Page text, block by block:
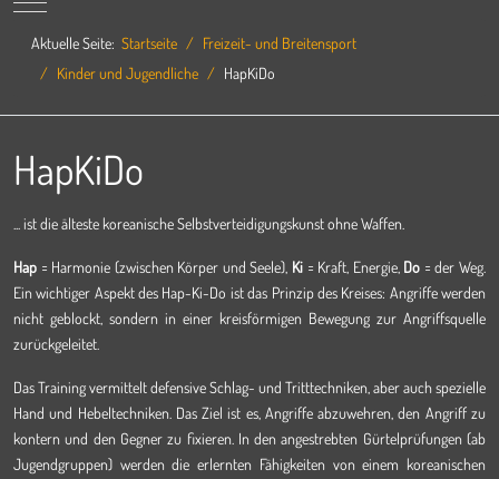
Aktuelle Seite: Startseite
Freizeit- und Breitensport
Kinder und Jugendliche
HapKiDo
HapKiDo
... ist die älteste koreanische Selbstverteidigungskunst ohne Waffen.
Hap = Harmonie (zwischen Körper und Seele), Ki = Kraft, Energie, Do = der Weg.
Ein wichtiger Aspekt des Hap-Ki-Do ist das Prinzip des Kreises: Angriffe werden
nicht geblockt, sondern in einer kreisförmigen Bewegung zur Angriffsquelle
zurückgeleitet.
Das Training vermittelt defensive Schlag- und Tritttechniken, aber auch spezielle
Hand und Hebeltechniken. Das Ziel ist es, Angriffe abzuwehren, den Angriff zu
kontern und den Gegner zu fixieren. In den angestrebten Gürtelprüfungen (ab
Jugendgruppen) werden die erlernten Fähigkeiten von einem koreanischen